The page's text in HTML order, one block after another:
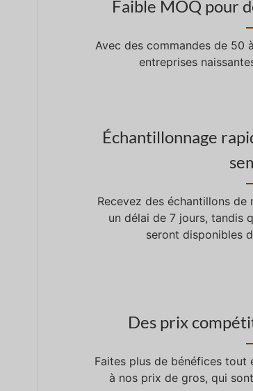
Faible MOQ pour
Avec des commandes de 50
entreprises
Échantillonnage
Recevez des échantillons
un délai de 7 jours, tandis
seront disponibles
Des prix
Faites plus de bénéfices tout
à nos prix de gros, qui